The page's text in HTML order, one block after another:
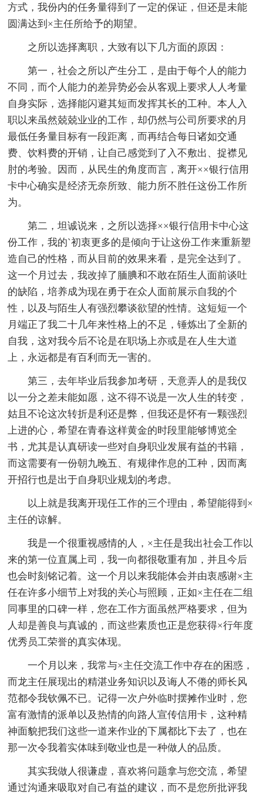
方式，我份内的任务量得到了一定的保证，但还是未能
圆满达到×主任所给予的期望。
之所以选择离职，大致有以下几方面的原因：
第一，社会之所以产生分工，是由于每个人的能力
不同，而个人能力的差异势必会从客观上要求人人考量
自身实际，选择能闪避其短而发挥其长的工种。本人入
职以来虽然兢兢业业的工作，却仍然与公司所要求的月
最低任务量目标有一段距离，而再结合每日诸如交通
费、饮料费的开销，让自己感觉到了入不敷出、捉襟见
肘的考验。因而，从民生的角度而言，离开××银行信用
卡中心确实是经济无奈所致、能力所不胜任这份工作所
为。
第二，坦诚说来，之所以选择××银行信用卡中心这
份工作，我的`初衷更多的是倾向于让这份工作来重新塑
造自己的性格，而从目前的效果来看，是完全达到了。
这一个月过去，我改掉了腼腆和不敢在陌生人面前谈吐
的缺陷，培养成为现在勇于在众人面前展示自我的个
性，以及与陌生人有强烈攀谈欲望的性情。这短短一个
月端正了我二十几年来性格上的不足，锤炼出了全新的
自我，这对我今后不论是在职场上亦或是在人生大道
上，永远都是有百利而无一害的。
第三，去年毕业后我参加考研，天意弄人的是我仅
以一分之差未能如愿，这不得不说是一次人生的转变，
姑且不论这次转折是利还是弊，但我还是怀有一颗强烈
上进的心，希望在青春这样黄金的时段里能够博览全
书，尤其是认真研读一些对自身职业发展有益的书籍，
而这需要有一份朝九晚五、有规律作息的工种，因而离
开招行也是出于自身职业规划的考虑。
以上就是我离开现任工作的三个理由，希望能得到×
主任的谅解。
我是一个很重视感情的人，×主任是我出社会工作以
来的第一位直属上司，我一向都很敬重有加，并且今后
也会时刻铭记着。这一个月以来我能体会并由衷感谢×主
任在许多小细节上对我的关心与照顾，正如×主任在二组
同事里的口碑一样，您在工作方面虽然严格要求，但为
人却是善良与真诚的，而这些素质也正是您获得×行年度
优秀员工荣誉的真实体现。
一个月以来，我常与×主任交流工作中存在的困惑，
而龙主任展现出的精湛业务知识以及诲人不倦的师长风
范都令我钦佩不已。记得一次户外临时摆摊作业时，您
富有激情的派单以及热情的向路人宣传信用卡，这种精
神面貌把我们这些一道来作业的下属都比下去了，也在
那一次令我着实体味到敬业也是一种做人的品质。
其实我做人很谦虚，喜欢将问题拿与您交流，希望
通过沟通来吸取对自己有益的建议，而不是您所批评我